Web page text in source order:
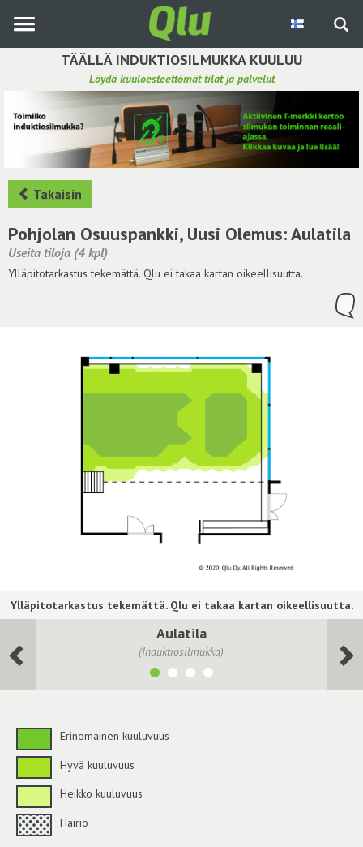
pääsisältöön
TÄÄLLÄ INDUKTIOSILMUKKA KUULUU
Löydä kuuloesteettömät tilat ja palvelut
Etsi induktiosilmukka
Tee ehdotus ja vaikuta kuulemiskokemukseen
Hae ehdotuksia
Käyttöohje
Yhteydenottopyyntö
Takaisin
Pohjolan Osuuspankki, Uusi Olemus: Aulatila
Useita tiloja (4 kpl)
Ylläpitotarkastus tekemättä. Qlu ei takaa kartan oikeellisuutta.
Aulatila
(Induktiosilmukka)
Erinomainen kuuluvuus
Hyvä kuuluvuus
Heikko kuuluvuus
Häiriö